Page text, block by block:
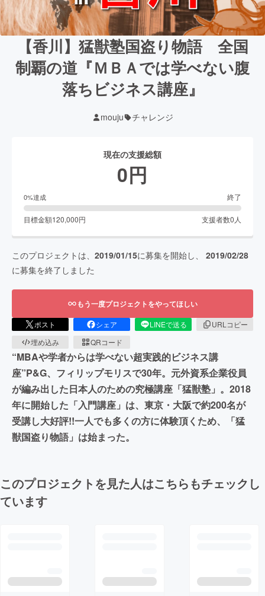
【香川】猛獣塾国盗り物語 全国
制覇の道『ＭＢＡでは学べない腹
落ちビジネス講座』
mouju チャレンジ
現在の支援総額
0円
0%達成 終了
目標金額120,000円 支援者数0人
このプロジェクトは、 2019/01/15に募集を開始し、 2019/02/28
に募集を終了しました
もう一度プロジェクトをやってほしい
ポスト シェア LINEで送る
URLコピー
埋め込み
QRコード
“MBAや学者からは学べない超実践的ビジネス講
座”P&G、フィリップモリスで30年。元外資系企業役員
が編み出した​日本人のための究極講座「猛獣塾」。​2018
年に開始した「入門講座」は、東京・大阪で約200名が
受講し大好評!!一人でも多くの方に体験頂くため、「猛
獣国盗り物語」は始まった。
このプロジェクトを見た人はこちらもチェックし
ています